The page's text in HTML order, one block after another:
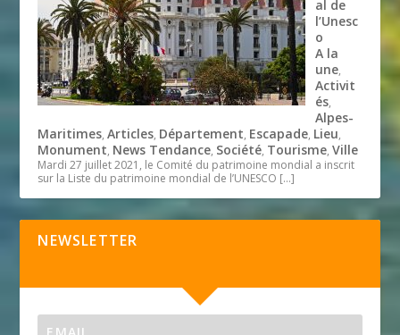
al de
l’Unesc
o
A la
une,
Activit
és,
Alpes-
Maritimes,Articles, Département, Escapade, Lieu,
Monument, News Tendance, Société, Tourisme,Ville
Mardi 27 juillet 2021, le Comité du patrimoine mondial a inscrit
sur la Liste du patrimoine mondial de l’UNESCO […]
NEWSLETTER